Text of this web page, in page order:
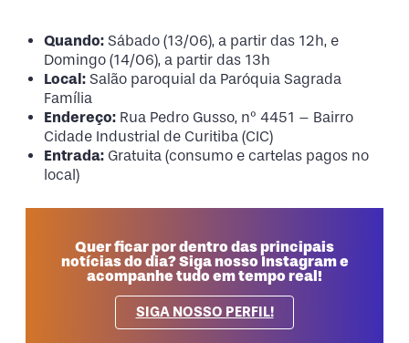
Quando: Sábado (13/06), a partir das 12h, e
Domingo (14/06), a partir das 13h
Local: Salão paroquial da Paróquia Sagrada
Família
Endereço: Rua Pedro Gusso, nº 4451 – Bairro
Cidade Industrial de Curitiba (CIC)
Entrada: Gratuita (consumo e cartelas pagos no
local)
Quer ficar por dentro das principais
notícias do dia? Siga nosso Instagram e
acompanhe tudo em tempo real!
SIGA NOSSO PERFIL!